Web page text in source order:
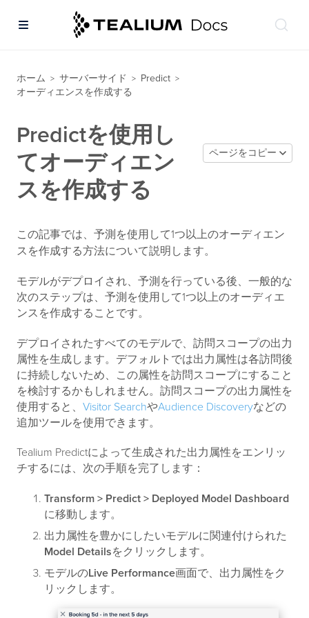
ホーム > サーバーサイド > Predict >
オーディエンスを作成する
Predictを使用し
てオーディエン
スを作成する
ページをコピー
この記事では、予測を使用して1つ以上のオーディエン
スを作成する方法について説明します。
モデルがデプロイされ、予測を行っている後、一般的な
次のステップは、予測を使用して1つ以上のオーディエ
ンスを作成することです。
デプロイされたすべてのモデルで、訪問スコープの出力
属性を生成します。デフォルトでは出力属性は各訪問後
に持続しないため、この属性を訪問スコープにすること
を検討するかもしれません。訪問スコープの出力属性を
使用すると、 Visitor SearchやAudience Discoveryなどの
追加ツールを使用できます。
Tealium Predictによって生成された出力属性をエンリッ
チするには、次の手順を完了します：
Transform > Predict > Deployed Model Dashboard
に移動します。
出力属性を豊かにしたいモデルに関連付けられた
Model Detailsをクリックします。
モデルのLive Performance画面で、出力属性をク
リックします。